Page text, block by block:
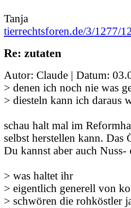
Tanja
tierrechtsforen.de/3/1277/
Re: zutaten
Autor: Claude | Datum:
> denen ich noch nie was
> diesteln kann ich daraus
schau halt mal im
selbst herstellen kann. Das
Du kannst aber auch
> was haltet ihr
> eigentlich generell von
> schwören die rohköstler